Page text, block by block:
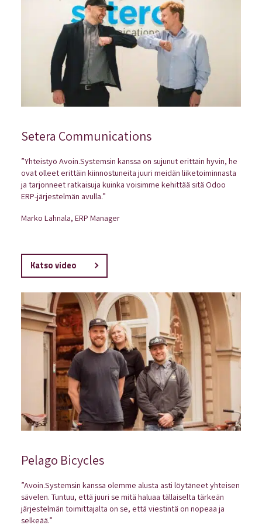
Setera Communications
”Yhteistyö Avoin.Systemsin kanssa on sujunut erittäin hyvin, he
ovat olleet erittäin kiinnostuneita juuri meidän liiketoiminnasta
ja tarjonneet ratkaisuja kuinka voisimme kehittää sitä Odoo
ERP-järjestelmän avulla.”
Marko Lahnala, ERP Manager
Katso video
Pelago Bicycles
”Avoin.Systemsin kanssa olemme alusta asti löytäneet yhteisen
sävelen. Tuntuu, että juuri se mitä haluaa tällaiselta tärkeän
järjestelmän toimittajalta on se, että viestintä on nopeaa ja
selkeää.”